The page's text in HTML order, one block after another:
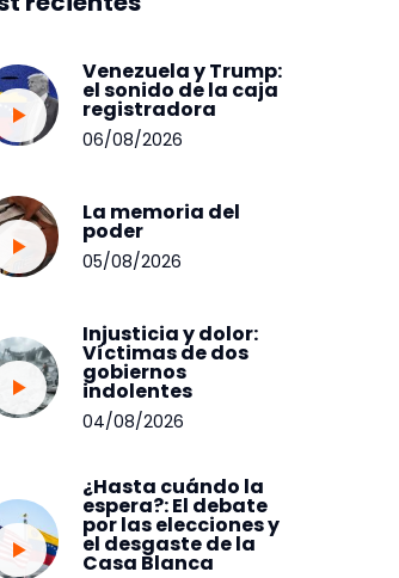
Venezuela y Trump:
el sonido de la caja
registradora
06/08/2026
La memoria del
poder
05/08/2026
Injusticia y dolor:
Víctimas de dos
gobiernos
indolentes
04/08/2026
¿Hasta cuándo la
espera?: El debate
por las elecciones y
el desgaste de la
Casa Blanca